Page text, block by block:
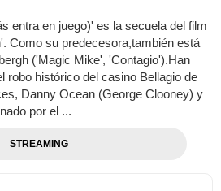
entra en juego)' es la secuela del film
Como su predecesora,también está
('Magic Mike', 'Contagio').Han
robo histórico del casino Bellagio de
Danny Ocean (George Clooney) y
por el ...
STREAMING